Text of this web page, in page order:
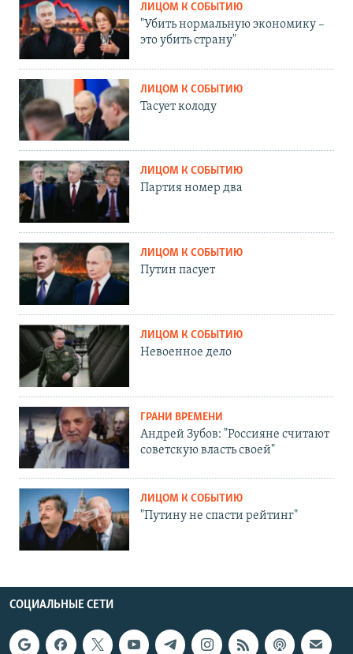
ЛИЦОМ К СОБЫТИЮ
"Убить нормальную экономику –
это убить страну"
ЛИЦОМ К СОБЫТИЮ
Тасует колоду
ЛИЦОМ К СОБЫТИЮ
Партия номер два
ЛИЦОМ К СОБЫТИЮ
Путин пасует
ЛИЦОМ К СОБЫТИЮ
Невоенное дело
ГРАНИ ВРЕМЕНИ
Андрей Зубов: "Россияне считают
советскую власть своей"
ЛИЦОМ К СОБЫТИЮ
"Путину не спасти рейтинг"
СОЦИАЛЬНЫЕ СЕТИ